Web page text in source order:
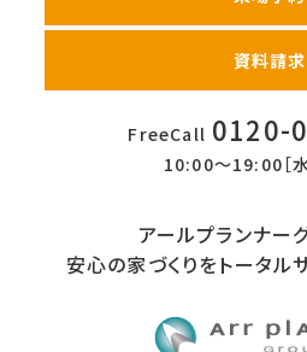
資料請求
FreeCall 0120-
10:00〜19:00［
アールプランナー
安心の家づくりをトータル